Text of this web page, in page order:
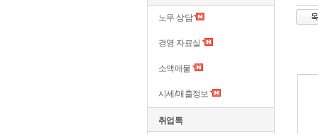
노무 상담
경영 자료실
소액매물
시세/매출정보
취업톡